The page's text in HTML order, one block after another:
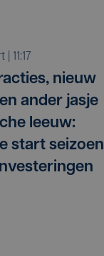
| 11:17
nieuw
ander jasje
leeuw:
start seizoen